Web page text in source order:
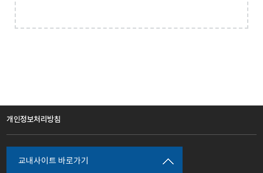
개인정보처리방침
교내사이트 바로가기